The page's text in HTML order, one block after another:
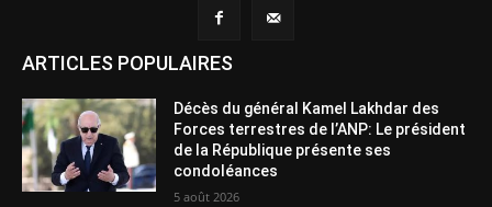
ARTICLES POPULAIRES
Décès du général Kamel Lakhdar des
Forces terrestres de l’ANP: Le président
de la République présente ses
condoléances
5 août 2026